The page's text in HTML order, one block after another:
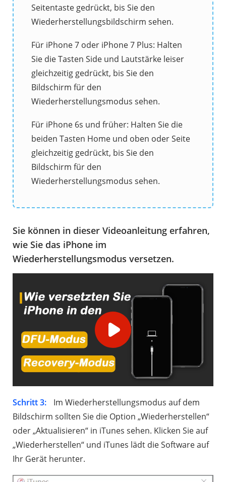
Seitentaste gedrückt, bis Sie den
Wiederherstellungsbildschirm sehen.
Für iPhone 7 oder iPhone 7 Plus: Halten
Sie die Tasten Side und Lautstärke leiser
gleichzeitig gedrückt, bis Sie den
Bildschirm für den
Wiederherstellungsmodus sehen.
Für iPhone 6s und früher: Halten Sie die
beiden Tasten Home und oben oder Seite
gleichzeitig gedrückt, bis Sie den
Bildschirm für den
Wiederherstellungsmodus sehen.
Sie können in dieser Videoanleitung erfahren,
wie Sie das iPhone im
Wiederherstellungsmodus versetzen.
Schritt 3:
Im Wiederherstellungsmodus auf dem
Bildschirm sollten Sie die Option „Wiederherstellen“
oder „Aktualisieren“ in iTunes sehen. Klicken Sie auf
„Wiederherstellen“ und iTunes lädt die Software auf
Ihr Gerät herunter.